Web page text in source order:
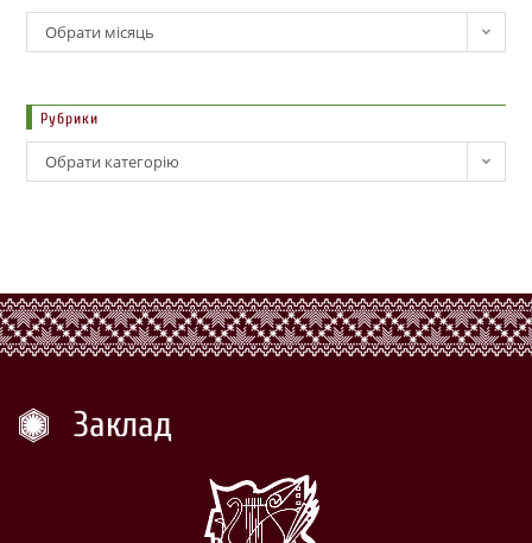
Обрати місяць
Рубрики
Обрати категорію
Заклад